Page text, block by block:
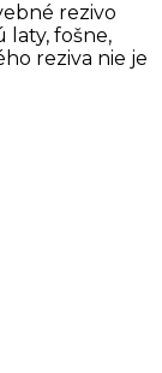
rezivo
laty, fošne,
reziva nie je